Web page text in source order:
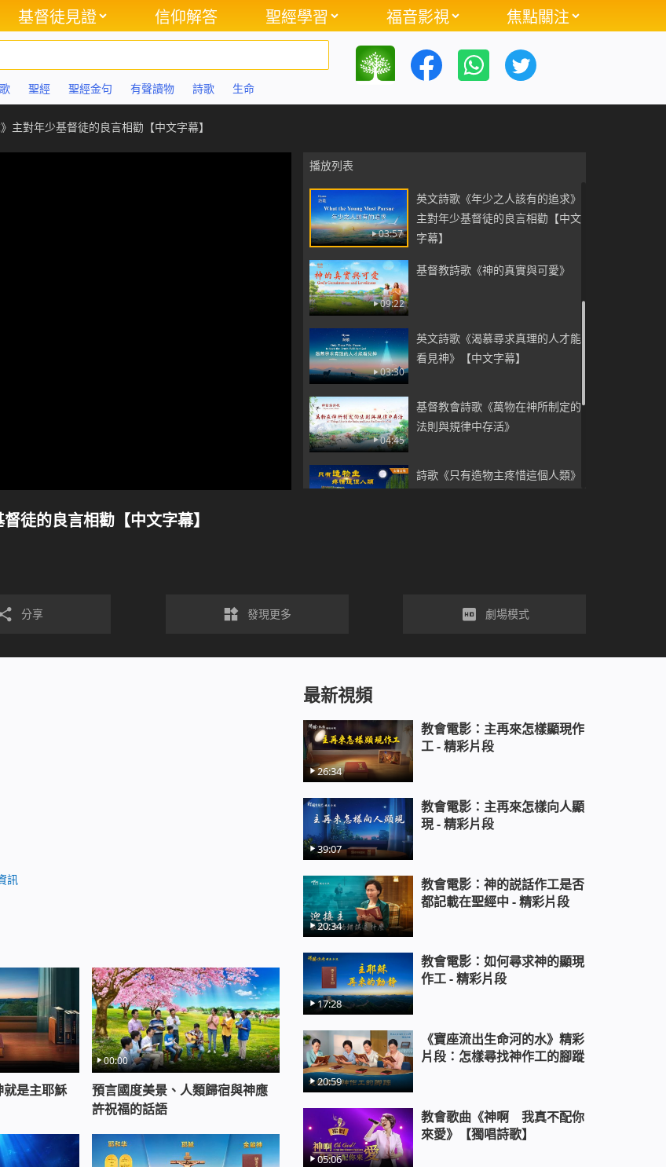
基督徒見證 信仰解答 聖經學習 福音影視 焦點關注
聖經 聖經金句 有聲讀物 詩歌 生命
主對年少基督徒的良言相勸【中文字幕】
播放列表
02:25
英文詩歌《要留心聽神的話語》
Listen Carefully to God’s Words
03:57
英文詩歌《年少之人該有的追求》
主對年少基督徒的良言相勸【中文
字幕】
09:22
基督教詩歌《神的真實與可愛》
03:30
英文詩歌《渴慕尋求真理的人才能
看見神》【中文字幕】
04:45
基督教會詩歌《萬物在神所制定的
法則與規律中存活》
詩歌《只有造物主疼惜這個人類》
神話語詩歌《神把人當成了最親的
徒的良言相勸【中文字幕】
分享 發現更多 劇場模式
行毀壞可憎之事的人也不應該是年少之人 年
途心灰意冷 也不該對生活失去希望，不該對
理的心志 你們當追求的是一切美與善的事物
任 不可輕視，不可輕視
下去 實現自己為神花費一生的願望 年少人不
的立場 不應隨波逐流 有敢於為正義、為真理
與真理的心志 你們當追求的是一切美與善的
年少人不該是逆來順受的 但更應該有胸懷坦
訊
就是主耶穌
00:00
預言國度美景、人類歸宿與神應
許祝福的話語
最新視頻
26:34
教會電影：主再來怎樣顯現作
工 - 精彩片段
39:07
教會電影：主再來怎樣向人顯
現 - 精彩片段
20:34
教會電影：神的説話作工是否
都記載在聖經中 - 精彩片段
17:28
教會電影：如何尋求神的顯現
作工 - 精彩片段
20:59
《寶座流出生命河的水》精彩
片段：怎樣尋找神作工的腳蹤
05:06
教會歌曲《神啊 我真不配你
來愛》【獨唱詩歌】